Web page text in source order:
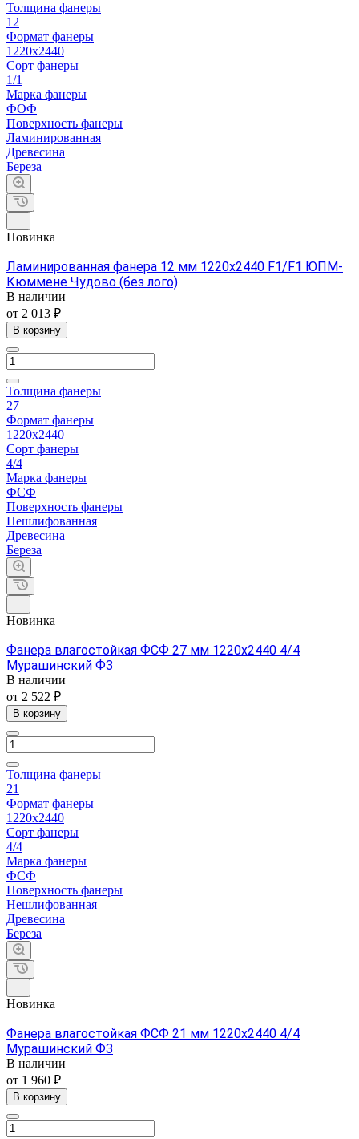
Толщина фанеры
12
Формат фанеры
1220х2440
Сорт фанеры
1/1
Марка фанеры
ФОФ
Поверхность фанеры
Ламинированная
Древесина
Береза
Новинка
Ламинированная фанера 12 мм 1220х2440 F1/F1 ЮПМ-
Кюммене Чудово (без лого)
В наличии
от 2 013 ₽
В корзину
Толщина фанеры
27
Формат фанеры
1220х2440
Сорт фанеры
4/4
Марка фанеры
ФСФ
Поверхность фанеры
Нешлифованная
Древесина
Береза
Новинка
Фанера влагостойкая ФСФ 27 мм 1220х2440 4/4
Мурашинский ФЗ
В наличии
от 2 522 ₽
В корзину
Толщина фанеры
21
Формат фанеры
1220х2440
Сорт фанеры
4/4
Марка фанеры
ФСФ
Поверхность фанеры
Нешлифованная
Древесина
Береза
Новинка
Фанера влагостойкая ФСФ 21 мм 1220х2440 4/4
Мурашинский ФЗ
В наличии
от 1 960 ₽
В корзину